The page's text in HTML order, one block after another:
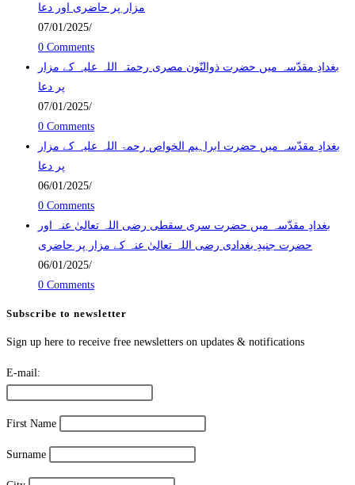
مزار پر حاضری اور دعا
07/01/2025/
0 Comments
بغدادِ مقدّسہ میں حضرت ذوالنّون مصری رحمتہ اللہ علیہ کے مزار
پر دعا
07/01/2025/
0 Comments
بغدادِ مقدّسہ میں حضرت ابراہیم الخواص رحمۃ اللہ علیہ کے مزار
پر دعا
06/01/2025/
0 Comments
بغدادِ مقدّسہ میں حضرت سری سقطی رضی اللہ تعالیٰ عنہ اور
حضرت جنیدِ بغدادی رضی اللہ تعالیٰ عنہ کے مزار پر حاضری
06/01/2025/
0 Comments
Subscribe to newsletter
Sign up here to receive free newsletters on updates & notifications
E-mail:
First Name
Surname